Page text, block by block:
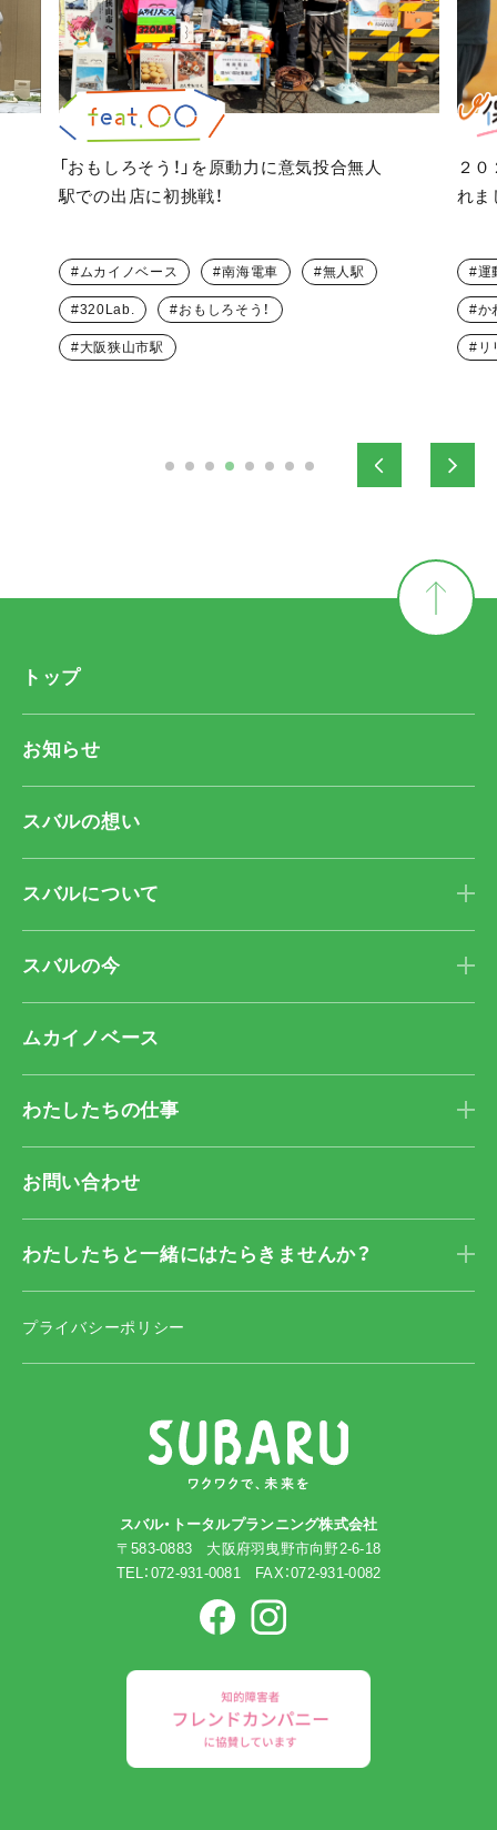
「おもしろそう！」を原動力に意気投合無人
駅での出店に初挑戦！
ムカイノベース 南海電車 無人駅
320Lab. おもしろそう！
大阪狭山市駅
２
れま
運
か
リ
トップ
お知らせ
スバルの想い
スバルについて
スバルの今
ムカイノベース
わたしたちの仕事
お問い合わせ
わたしたちと一緒にはたらきませんか？
プライバシーポリシー
スバル・トータルプランニング株式会社
〒583-0883 大阪府羽曳野市向野2-6-18
TEL：072-931-0081 FAX：072-931-0082